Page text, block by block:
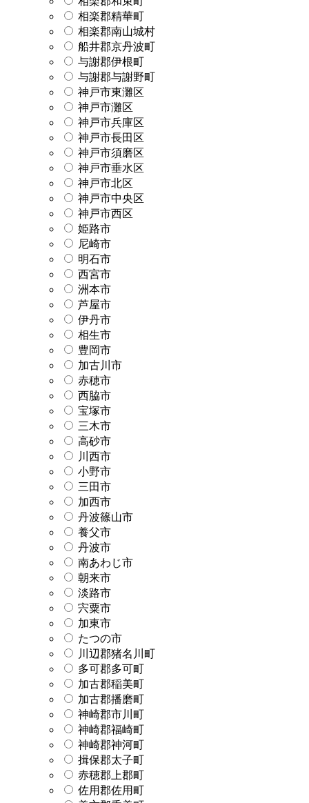
相楽郡精華町
相楽郡南山城村
船井郡京丹波町
与謝郡伊根町
与謝郡与謝野町
神戸市東灘区
神戸市灘区
神戸市兵庫区
神戸市長田区
神戸市須磨区
神戸市垂水区
神戸市北区
神戸市中央区
神戸市西区
姫路市
尼崎市
明石市
西宮市
洲本市
芦屋市
伊丹市
相生市
豊岡市
加古川市
赤穂市
西脇市
宝塚市
三木市
高砂市
川西市
小野市
三田市
加西市
丹波篠山市
養父市
丹波市
南あわじ市
朝来市
淡路市
宍粟市
加東市
たつの市
川辺郡猪名川町
多可郡多可町
加古郡稲美町
加古郡播磨町
神崎郡市川町
神崎郡福崎町
神崎郡神河町
揖保郡太子町
赤穂郡上郡町
佐用郡佐用町